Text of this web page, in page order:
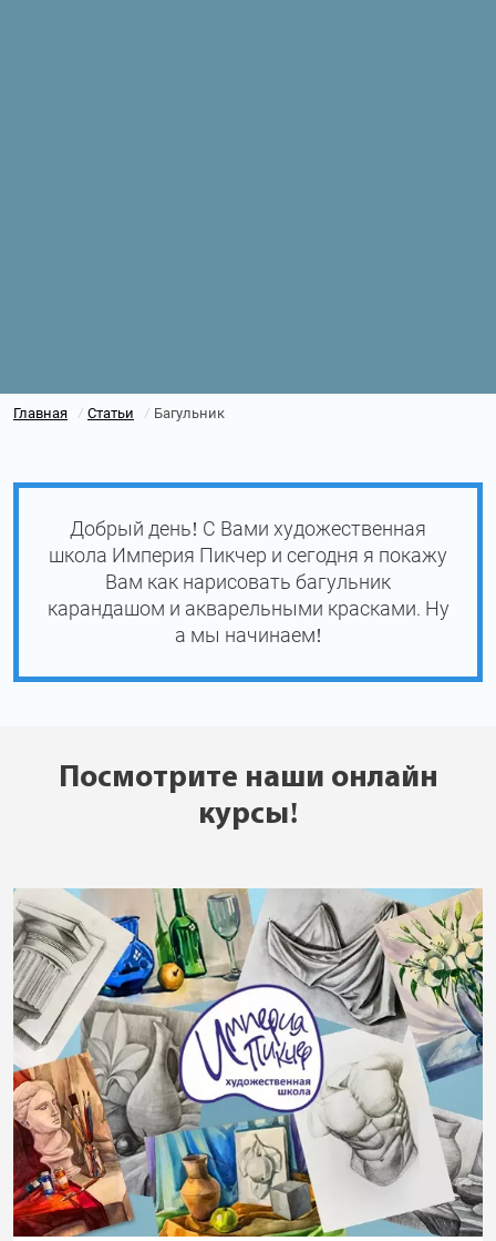
Главная / Статьи / Багульник
Добрый день! С Вами художественная
школа Империя Пикчер и сегодня я покажу
Вам как нарисовать багульник
карандашом и акварельными красками. Ну
а мы начинаем!
Посмотрите наши онлайн
курсы!